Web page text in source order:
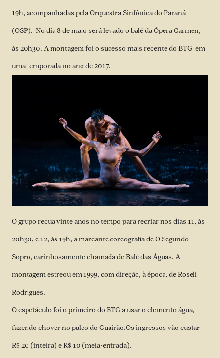
19h, acompanhadas pela Orquestra Sinfônica do Paraná
(OSP). No dia 8 de maio será levado o balé da Ópera Carmen,
às 20h30. A montagem foi o sucesso mais recente do BTG, em
uma temporada no ano de 2017.
O grupo recua vinte anos no tempo para recriar nos dias 11, às
20h30, e 12, às 19h, a marcante coreografia de O Segundo
Sopro, carinhosamente chamada de Balé das Águas. A
montagem estreou em 1999, com direção, à época, de Roseli
Rodrigues.
O espetáculo foi o primeiro do BTG a usar o elemento água,
fazendo chover no palco do Guairão.Os ingressos vão custar
R$ 20 (inteira) e R$ 10 (meia-entrada).